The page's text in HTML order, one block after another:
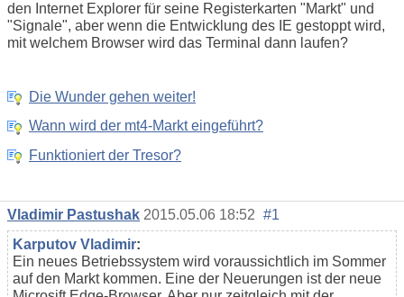
den Internet Explorer für seine Registerkarten "Markt" und
"Signale", aber wenn die Entwicklung des IE gestoppt wird,
mit welchem Browser wird das Terminal dann laufen?
Die Wunder gehen weiter!
Wann wird der mt4-Markt eingeführt?
Funktioniert der Tresor?
Vladimir Pastushak 2015.05.06 18:52 #1
Karputov Vladimir:
Ein neues Betriebssystem wird voraussichtlich im Sommer
auf den Markt kommen. Eine der Neuerungen ist der neue